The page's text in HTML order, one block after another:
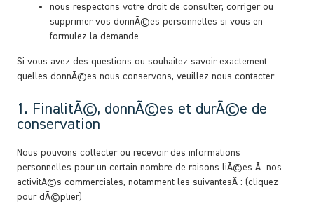
nous respectons votre droit de consulter, corriger ou
supprimer vos donnÃ©es personnelles si vous en
formulez la demande.
Si vous avez des questions ou souhaitez savoir exactement
quelles donnÃ©es nous conservons, veuillez nous contacter.
1. FinalitÃ©, donnÃ©es et durÃ©e de
conservation
Nous pouvons collecter ou recevoir des informations
personnelles pour un certain nombre de raisons liÃ©es Ã nos
activitÃ©s commerciales, notamment les suivantesÂ : (cliquez
pour dÃ©plier)